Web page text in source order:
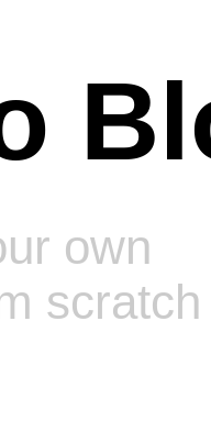
own
scratch